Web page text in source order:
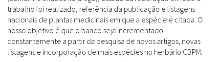
trabalho foi realizado, referência da publicação e listagens
nacionais de plantas medicinais em que a espécie é citada. O
nosso objetivo é que o banco seja incrementado
constantemente a partir da pesquisa de novos artigos, novas
listagens e incorporação de mais espécies no herbário CBPM.